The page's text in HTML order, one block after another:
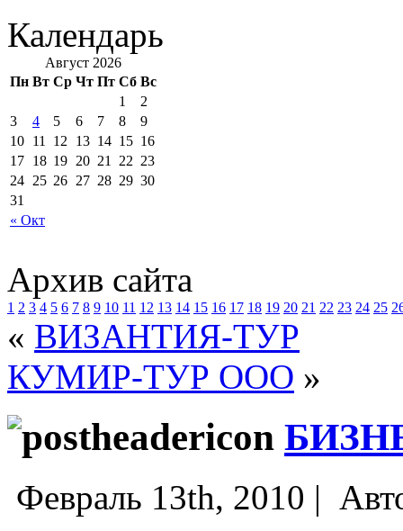
Календарь
Август 2026
Пн Вт Ср Чт Пт Сб Вс
« Окт
1
2
3
4 5 6 7 8
9
10 11 12 13 14 15 16
17 18 19 20 21 22 23
24 25 26 27 28 29 30
31
Архив сайта
1 2 3 4 5 6 7 8 9 10 11 12 13 14 15 16 17 18 19 20 21 22 23 24 25
« ВИЗАНТИЯ-ТУР
КУМИР-ТУР ООО »
Февраль 13th, 2010 |